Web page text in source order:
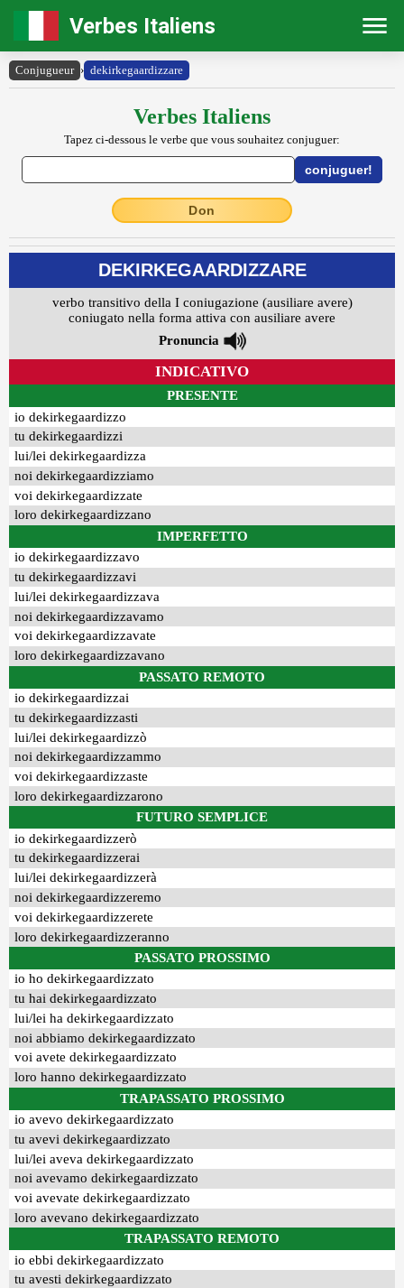
Verbes Italiens
Conjugueur › dekirkegaardizzare
Verbes Italiens
Tapez ci-dessous le verbe que vous souhaitez conjuguer:
Don
DEKIRKEGAARDIZZARE
verbo transitivo della I coniugazione (ausiliare avere)
coniugato nella forma attiva con ausiliare avere
Pronuncia
INDICATIVO
PRESENTE
io dekirkegaardizzo
tu dekirkegaardizzi
lui/lei dekirkegaardizza
noi dekirkegaardizziamo
voi dekirkegaardizzate
loro dekirkegaardizzano
IMPERFETTO
io dekirkegaardizzavo
tu dekirkegaardizzavi
lui/lei dekirkegaardizzava
noi dekirkegaardizzavamo
voi dekirkegaardizzavate
loro dekirkegaardizzavano
PASSATO REMOTO
io dekirkegaardizzai
tu dekirkegaardizzasti
lui/lei dekirkegaardizzò
noi dekirkegaardizzammo
voi dekirkegaardizzaste
loro dekirkegaardizzarono
FUTURO SEMPLICE
io dekirkegaardizzerò
tu dekirkegaardizzerai
lui/lei dekirkegaardizzerà
noi dekirkegaardizzeremo
voi dekirkegaardizzerete
loro dekirkegaardizzeranno
PASSATO PROSSIMO
io ho dekirkegaardizzato
tu hai dekirkegaardizzato
lui/lei ha dekirkegaardizzato
noi abbiamo dekirkegaardizzato
voi avete dekirkegaardizzato
loro hanno dekirkegaardizzato
TRAPASSATO PROSSIMO
io avevo dekirkegaardizzato
tu avevi dekirkegaardizzato
lui/lei aveva dekirkegaardizzato
noi avevamo dekirkegaardizzato
voi avevate dekirkegaardizzato
loro avevano dekirkegaardizzato
TRAPASSATO REMOTO
io ebbi dekirkegaardizzato
tu avesti dekirkegaardizzato